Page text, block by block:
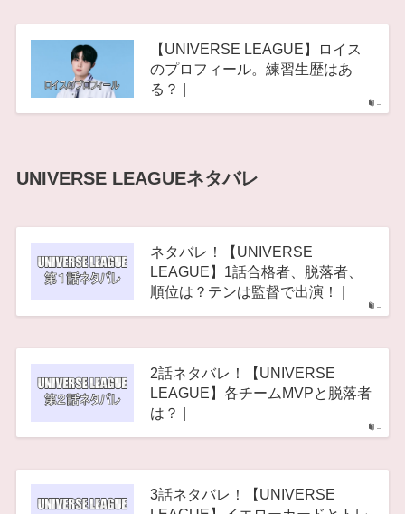
–
【UNIVERSE LEAGUE】ロイス
のプロフィール。練習生歴はあ
る？ |
UNIVERSE LEAGUEネタバレ
–
ネタバレ！【UNIVERSE
LEAGUE】1話合格者、脱落者、
順位は？テンは監督で出演！ |
–
2話ネタバレ！【UNIVERSE
LEAGUE】各チームMVPと脱落者
は？ |
3話ネタバレ！【UNIVERSE